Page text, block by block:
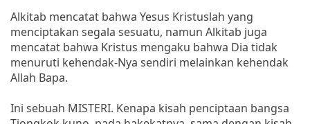
Alkitab mencatat bahwa Yesus Kristuslah yang
menciptakan segala sesuatu, namun Alkitab juga
mencatat bahwa Kristus mengaku bahwa Dia tidak
menuruti kehendak-Nya sendiri melainkan kehendak
Allah Bapa.
Ini sebuah MISTERI. Kenapa kisah penciptaan bangsa